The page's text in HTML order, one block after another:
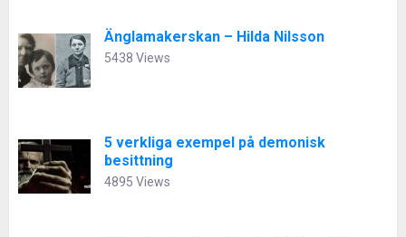
Änglamakerskan – Hilda Nilsson
5438 Views
5 verkliga exempel på demonisk
besittning
4895 Views